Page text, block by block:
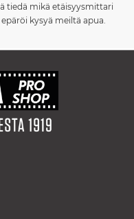
tiedä mikä etäisyysmittari
kysyä meiltä apua.